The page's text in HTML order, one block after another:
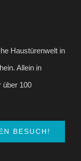
Haustürenwelt in
Allein in
über 100
BESUCH!